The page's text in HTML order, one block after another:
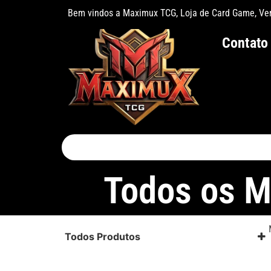
Bem vindos a Maximux TCG, Loja de Card Game,
Contato
Todos os
Todos Produtos